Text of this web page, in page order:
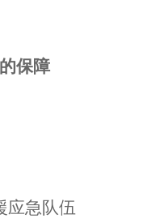
保障
应急队伍